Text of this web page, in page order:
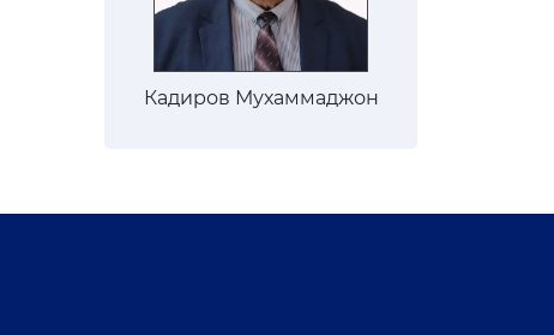
Кадиров Мухаммаджон